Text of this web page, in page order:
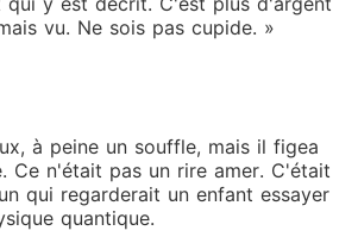
vu. Ne sois pas cupide. »
à peine un souffle, mais il figea
Ce n'était pas un rire amer. C'était
qui regarderait un enfant essayer
quantique.